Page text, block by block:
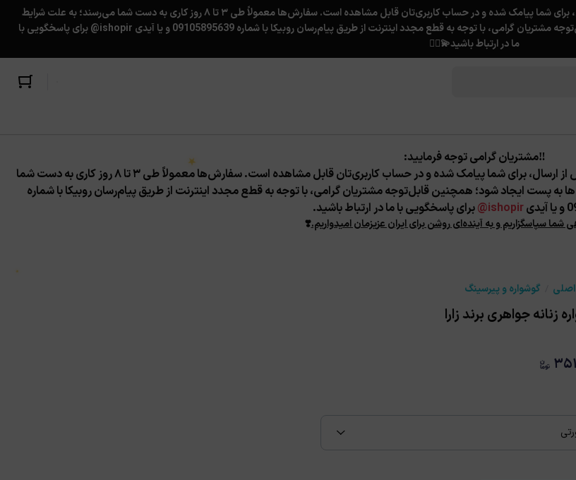
بسته‌ها نهایت هر ۴ روز یک‌بار به اداره‌پست تحویل داده می‌شوند. کد رهگیری پس از ارسال، برای شما پیامک شده و در حساب کاربری‌تان قابل مشاهده است. سفارش‌ها معمولاً طی ۳ تا ۸ روز کاری به دست شما می‌رسند؛ به علت شرایط
کشور، ممکن است تاخیر ناخواسته در تحویل سفارش ها به پست ایجاد شود؛ همچنین قابل‌توجه مشتریان گرامی، با توجه به قطع مجدد اینترنت از طریق پیام‌رسان روبیکا با شماره 09105895639 و یا آیدی ishopir@ برای پاسخگویی با
ما در ارتباط باشید💫❤️‍🔥
‼️مشتریان گرامی توجه فرمایید:
بسته‌ها نهایت هر ۴ روز یک‌بار به اداره‌پست تحویل داده می‌شوند. کد رهگیری پس از ارسال، برای شما پیامک شده و در حساب کاربری‌تان قابل مشاهده است. سفارش‌ها معمولاً طی ۳ تا ۸ روز کاری به دست شما
به پست ایجاد شود؛ همچنین قابل‌توجه مشتریان گرامی، با توجه به قطع مجدد اینترنت از طریق پیام‌رسان روبیکا با شماره
ishopir@ برای پاسخگویی با ما در ارتباط باشید.
شما سپاسگزاریم و به آینده‌ای روشن برای ایران عزیزمان امیدواریم.❣️
گوشواره و پیرسینگ
زنانه جواهری برند زارا